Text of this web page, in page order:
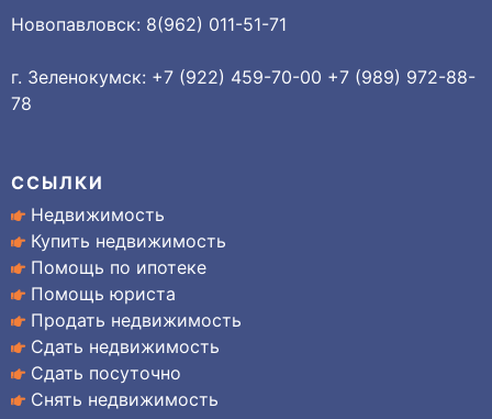
Новопавловск: 8(962) 011-51-71
г. Зеленокумск: +7 (922) 459-70-00 +7 (989) 972-88-
78
ССЫЛКИ
Недвижимость
Купить недвижимость
Помощь по ипотеке
Помощь юриста
Продать недвижимость
Сдать недвижимость
Сдать посуточно
Снять недвижимость